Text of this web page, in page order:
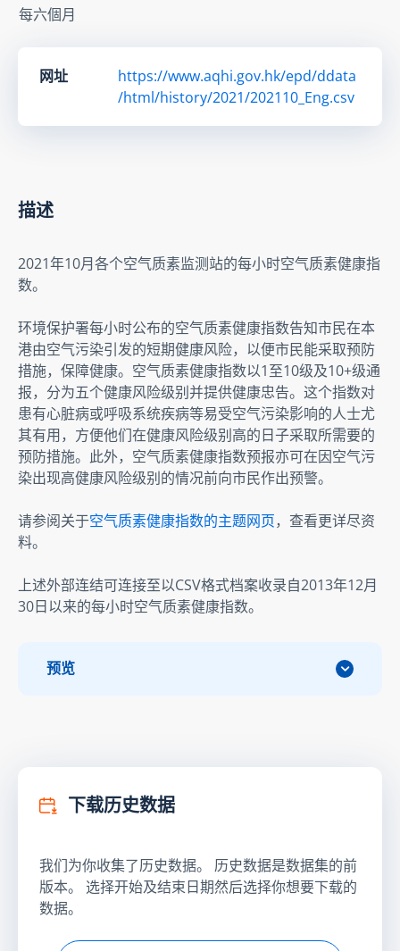
每六個月
网址
https://www.aqhi.gov.hk/epd/ddata
/html/history/2021/202110_Eng.csv
描述
2021年10月各个空气质素监测站的每小时空气质素健康指
数。
环境保护署每小时公布的空气质素健康指数告知市民在本
港由空气污染引发的短期健康风险，以便市民能采取预防
措施，保障健康。空气质素健康指数以1至10级及10+级通
报，分为五个健康风险级别并提供健康忠告。这个指数对
患有心脏病或呼吸系统疾病等易受空气污染影响的人士尤
其有用，方便他们在健康风险级别高的日子采取所需要的
预防措施。此外，空气质素健康指数预报亦可在因空气污
染出现高健康风险级别的情况前向市民作出预警。
请参阅关于空气质素健康指数的主题网页，查看更详尽资
料。
上述外部连结可连接至以CSV格式档案收录自2013年12月
30日以来的每小时空气质素健康指数。
预览
下载历史数据
我们为你收集了历史数据。 历史数据是数据集的前
版本。 选择开始及结束日期然后选择你想要下载的
数据。